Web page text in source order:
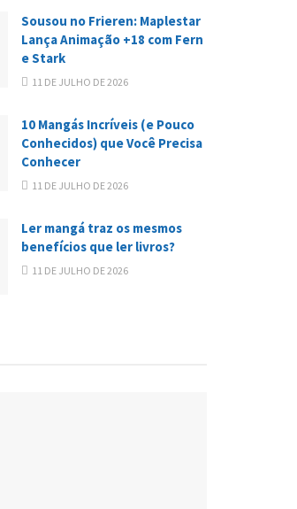
Sousou no Frieren: Maplestar
Lança Animação +18 com Fern
e Stark
11 DE JULHO DE 2026
10 Mangás Incríveis (e Pouco
Conhecidos) que Você Precisa
Conhecer
11 DE JULHO DE 2026
Ler mangá traz os mesmos
benefícios que ler livros?
11 DE JULHO DE 2026